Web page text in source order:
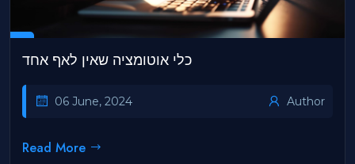
כלי אוטומציה שאין לאף אחד
06 June, 2024 Author
Read More